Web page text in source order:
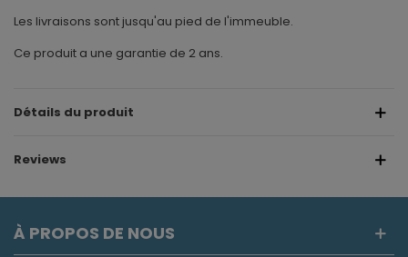
Les livraisons sont jusqu'au pied de l'immeuble.
Ce produit a une garantie de 2 ans.
Détails du produit
Reviews
À PROPOS DE NOUS